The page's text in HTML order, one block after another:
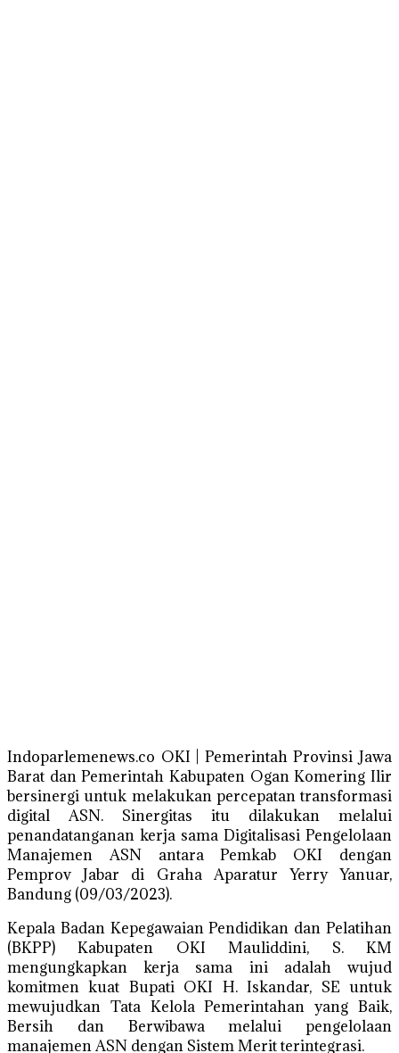
Indoparlemenews.co OKI | Pemerintah Provinsi Jawa
Barat dan Pemerintah Kabupaten Ogan Komering Ilir
bersinergi untuk melakukan percepatan transformasi
digital ASN. Sinergitas itu dilakukan melalui
penandatanganan kerja sama Digitalisasi Pengelolaan
Manajemen ASN antara Pemkab OKI dengan
Pemprov Jabar di Graha Aparatur Yerry Yanuar,
Bandung (09/03/2023).
Kepala Badan Kepegawaian Pendidikan dan Pelatihan
(BKPP) Kabupaten OKI Mauliddini, S. KM
mengungkapkan kerja sama ini adalah wujud
komitmen kuat Bupati OKI H. Iskandar, SE untuk
mewujudkan Tata Kelola Pemerintahan yang Baik,
Bersih dan Berwibawa melalui pengelolaan
manajemen ASN dengan Sistem Merit terintegrasi.